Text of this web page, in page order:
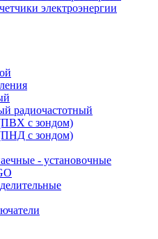
электроэнергии
радиочастотный
с зондом)
с зондом)
- установочные